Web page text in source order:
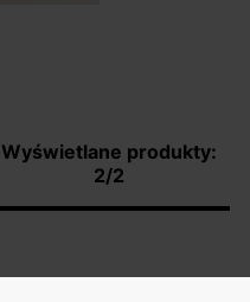
Wyświetlane produkty:
2/2